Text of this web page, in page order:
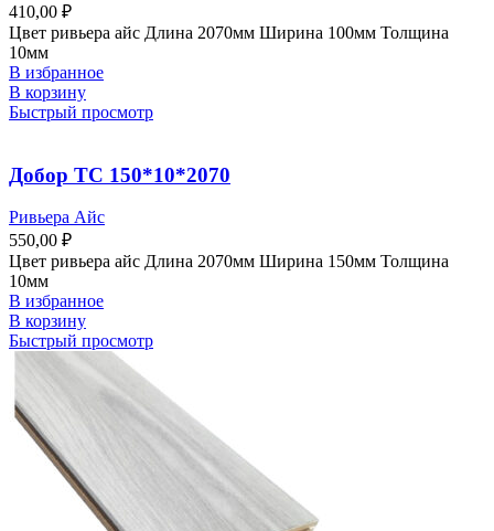
410,00 ₽
Цвет ривьера айс Длина 2070мм Ширина 100мм Толщина
10мм
В избранное
В корзину
Быстрый просмотр
Добор ТС 150*10*2070
Ривьера Айс
550,00 ₽
Цвет ривьера айс Длина 2070мм Ширина 150мм Толщина
10мм
В избранное
В корзину
Быстрый просмотр